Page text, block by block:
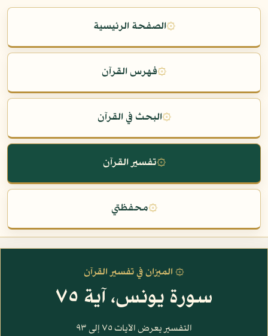
۞الصفحة الرئيسية
۞فهرس القرآن
۞البحث في القرآن
۞تفسير القرآن
۞محفظتي
۞ الميزان في تفسير القرآن
سورة يونس، آية ٧٥
التفسير يعرض الآيات ٧٥ إلى ٩٣